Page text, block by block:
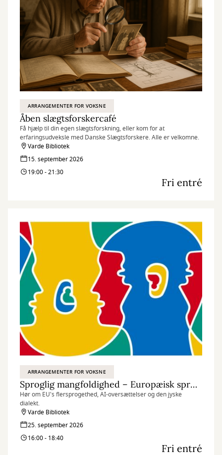
ARRANGEMENTER FOR VOKSNE
Åben slægtsforskercafé
Få hjælp til din egen slægtsforskning, eller kom for at
erfaringsudveksle med Danske Slægtsforskere. Alle er velkomne.
Varde Bibliotek
15. september 2026
19:00 - 21:30
Fri entré
ARRANGEMENTER FOR VOKSNE
Sproglig mangfoldighed – Europæisk sprogdag
Hør om EU's flersprogethed, AI-oversættelser og den jyske
dialekt.
Varde Bibliotek
25. september 2026
16:00 - 18:40
Fri entré